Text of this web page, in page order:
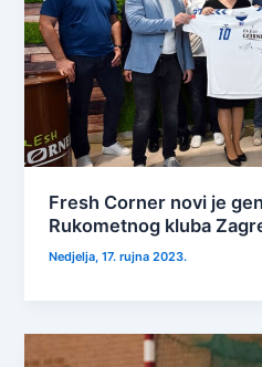
Fresh Corner novi je
Rukometnog kluba
Nedjelja, 17. rujna 2023.